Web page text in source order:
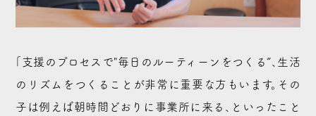
「支援のプロセスで"毎日のルーティーンをつくる”、生活
のリズムをつくることが非常に重要な方もいます。その
子は例えば朝時間どおりに事業所に来る、といったこと